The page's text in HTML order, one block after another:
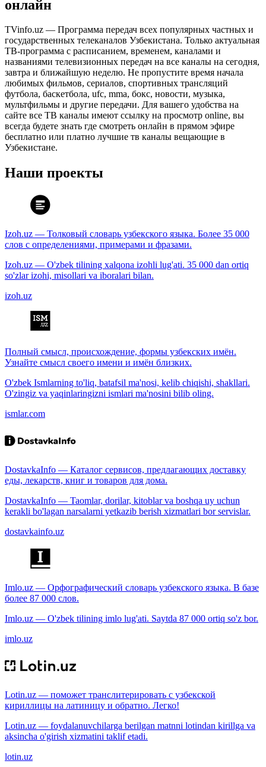
онлайн
TVinfo.uz — Программа передач всех популярных частных и
государственных телеканалов Узбекистана. Только актуальная
ТВ-программа с расписанием, временем, каналами и
названиями телевизионных передач на все каналы на сегодня,
завтра и ближайшую неделю. Не пропустите время начала
любимых фильмов, сериалов, спортивных трансляций
футбола, баскетбола, ufc, mma, бокс, новости, музыка,
мультфильмы и другие передачи. Для вашего удобства на
сайте все ТВ каналы имеют ссылку на просмотр online, вы
всегда будете знать где смотреть онлайн в прямом эфире
бесплатно или платно лучшие тв каналы вещающие в
Узбекистане.
Наши проекты
Izoh.uz — Толковый словарь узбекского языка. Более 35 000
слов с определениями, примерами и фразами.
Izoh.uz — O'zbek tilining xalqona izohli lug'ati. 35 000 dan ortiq
so'zlar izohi, misollari va iboralari bilan.
izoh.uz
Полный смысл, происхождение, формы узбекских имён.
Узнайте смысл своего имени и имён близких.
O'zbek Ismlarning to'liq, batafsil ma'nosi, kelib chiqishi, shakllari.
O'zingiz va yaqinlaringizni ismlari ma'nosini bilib oling.
ismlar.com
DostavkaInfo — Каталог сервисов, предлагающих доставку
еды, лекарств, книг и товаров для дома.
DostavkaInfo — Taomlar, dorilar, kitoblar va boshqa uy uchun
kerakli bo'lagan narsalarni yetkazib berish xizmatlari bor servislar.
dostavkainfo.uz
Imlo.uz — Орфографический словарь узбекского языка. В базе
более 87 000 слов.
Imlo.uz — O'zbek tilining imlo lug'ati. Saytda 87 000 ortiq so'z bor.
imlo.uz
Lotin.uz — поможет транслитерировать с узбекской
кириллицы на латиницу и обратно. Легко!
Lotin.uz — foydalanuvchilarga berilgan matnni lotindan kirillga va
aksincha o'girish xizmatini taklif etadi.
lotin.uz